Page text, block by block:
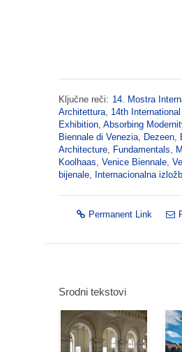
Ključne reči: 14. Mostra
Architettura 14th
Exhibition Absorbing
Biennale di Venezia Dezeen
Architecture Fundamentals
Koolhaas Venice Biennale
bijenale Internacionalna
Permanent Link
Srodni tekstovi